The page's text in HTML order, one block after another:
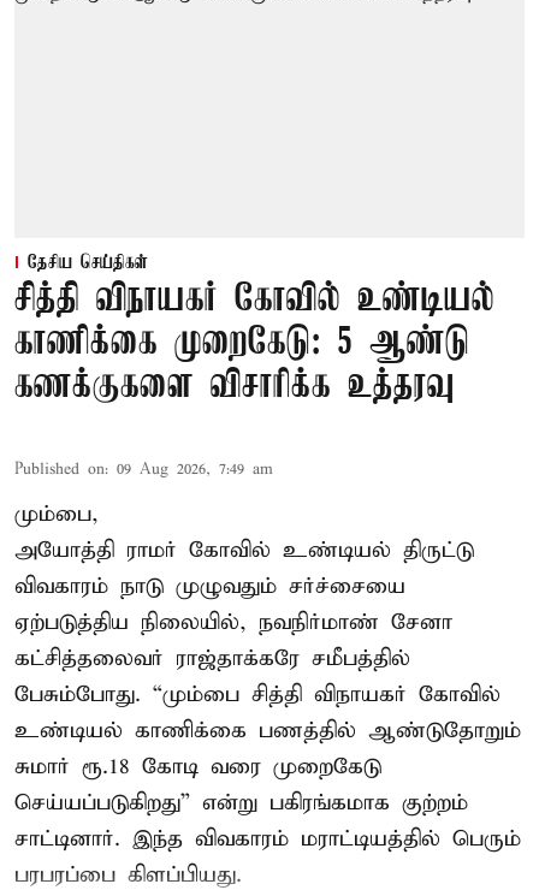
தேசிய செய்திகள்
சித்தி விநாயகர் கோவில் உண்டியல்
காணிக்கை முறைகேடு: 5 ஆண்டு
கணக்குகளை விசாரிக்க உத்தரவு
Published on: 09 Aug 2026, 7:49 am
மும்பை,
அயோத்தி ராமர் கோவில் உண்டியல் திருட்டு
விவகாரம் நாடு முழுவதும் சர்ச்சையை
ஏற்படுத்திய நிலையில், நவநிர்மாண் சேனா
கட்சித்தலைவர் ராஜ்தாக்கரே சமீபத்தில்
பேசும்போது. “மும்பை சித்தி விநாயகர் கோவில்
உண்டியல் காணிக்கை பணத்தில் ஆண்டுதோறும்
சுமார் ரூ.18 கோடி வரை முறைகேடு
செய்யப்படுகிறது” என்று பகிரங்கமாக குற்றம்
சாட்டினார். இந்த விவகாரம் மராட்டியத்தில் பெரும்
பரபரப்பை கிளப்பியது.